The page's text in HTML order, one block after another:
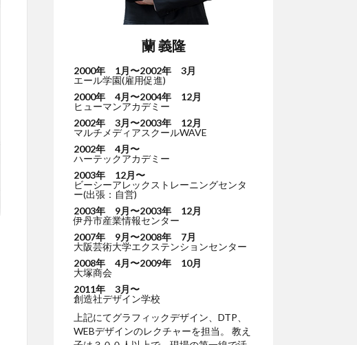
蘭 義隆
2000年 1月〜2002年 3月
エール学園(雇用促進)
2000年 4月〜2004年 12月
ヒューマンアカデミー
2002年 3月〜2003年 12月
マルチメディアスクールWAVE
2002年 4月〜
ハーテックアカデミー
2003年 12月〜
ビーシーアレックストレーニングセンタ
ー(出張：自営)
2003年 9月〜2003年 12月
伊丹市産業情報センター
2007年 9月〜2008年 7月
大阪芸術大学エクステンションセンター
2008年 4月〜2009年 10月
大塚商会
2011年 3月〜
創造社デザイン学校
上記にてグラフィックデザイン、DTP、
WEBデザインのレクチャーを担当。 教え